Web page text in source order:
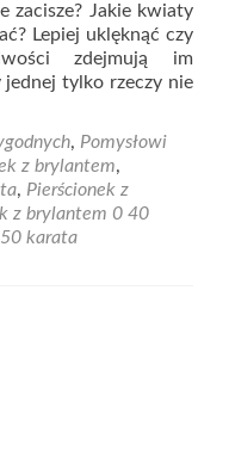
zacisze? Jakie kwiaty
Lepiej uklęknąć czy
zdejmują im
tylko rzeczy nie
, Pomysłowi
z brylantem,
, Pierścionek z
z brylantem 0 40
karata